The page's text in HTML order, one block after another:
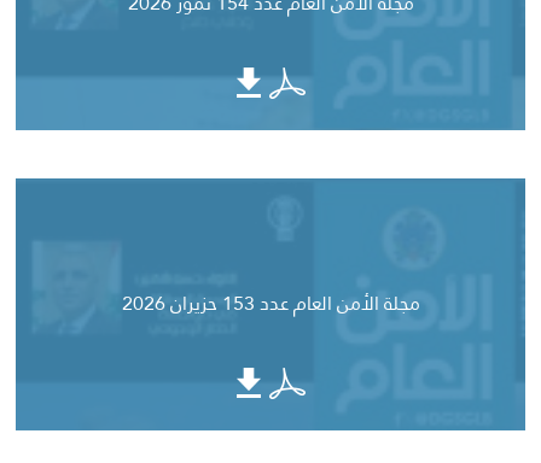
مجلة الأمن العام عدد 153 حزيران 2026